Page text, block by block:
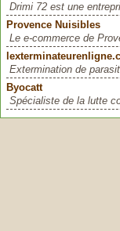
Drimi 72 est une
Provence Nuisibles
Le e-commerce de
Extermination de
Byocatt
Spécialiste de la lutte